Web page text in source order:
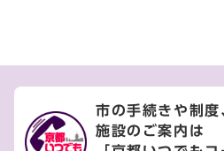
市の手続きや制度
施設のご案内は